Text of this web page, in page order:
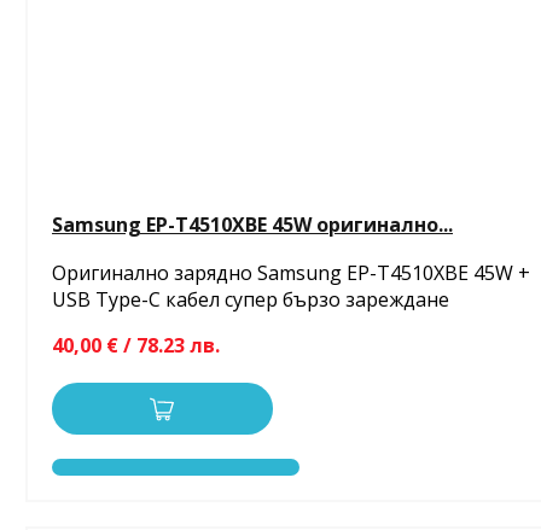
Samsung EP-T4510XBE 45W оригинално...
Оригинално зарядно Samsung EP-T4510XBE 45W +
USB Type-C кабел супер бързо зареждане
40,00 € / 78.23 лв.